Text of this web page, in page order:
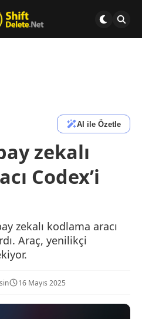
AI ile Özetle
zekalı
Codex’i
zekalı kodlama aracı
Araç, yenilikçi
16 Mayıs 2025